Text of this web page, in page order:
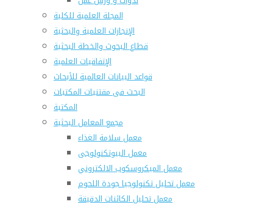
المجلة العلمية للكلية
الإنجازات العلمية والبحثية
قطاع البحوث والخطة البحثية
الإتفاقيات العلمية
قواعد البيانات العالمية للأبحاث
البحث فى مقتنيات المكتبات
المكتبة
مجمع المعامل البحثية
معمل سلامة الغذاء
معمل البيوتكنولوجى
معمل الميكروسكوب الالكتروني
معمل تحليل تكنولوجيا جودة اللحوم
معمل تحليل الكائنات الدقيقة